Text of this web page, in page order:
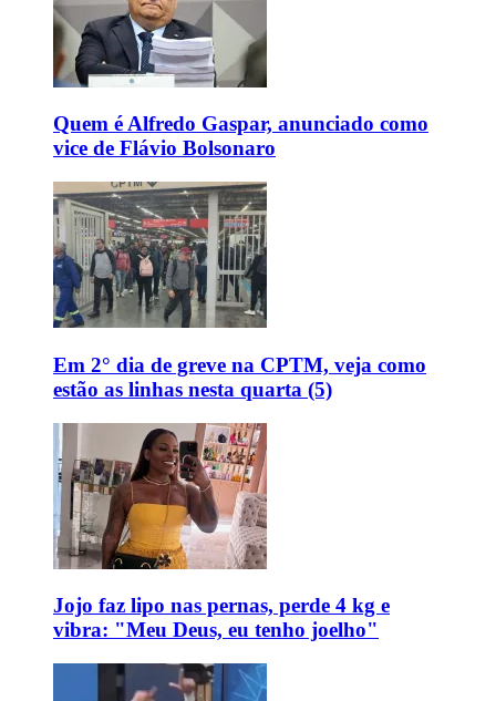
Quem é Alfredo Gaspar, anunciado como
vice de Flávio Bolsonaro
Em 2° dia de greve na CPTM, veja como
estão as linhas nesta quarta (5)
Jojo faz lipo nas pernas, perde 4 kg e
vibra: "Meu Deus, eu tenho joelho"